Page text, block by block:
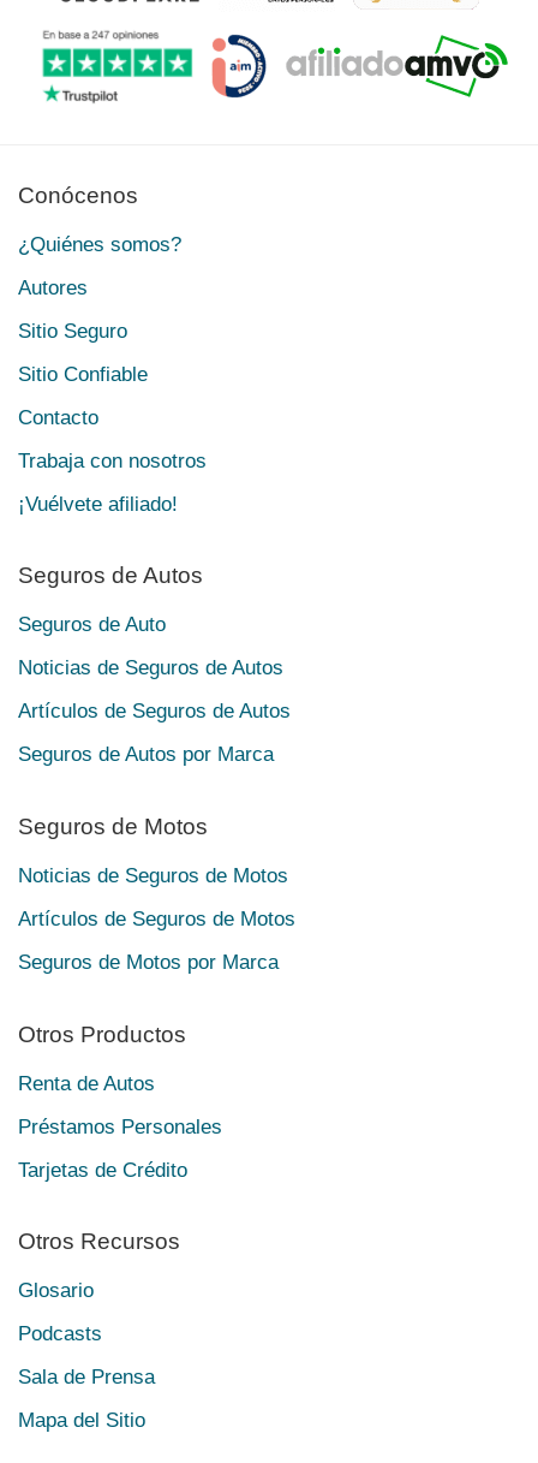
Conócenos
¿Quiénes somos?
Autores
Sitio Seguro
Sitio Confiable
Contacto
Trabaja con nosotros
¡Vuélvete afiliado!
Seguros de Autos
Seguros de Auto
Noticias de Seguros de Autos
Artículos de Seguros de Autos
Seguros de Autos por Marca
Seguros de Motos
Noticias de Seguros de Motos
Artículos de Seguros de Motos
Seguros de Motos por Marca
Otros Productos
Renta de Autos
Préstamos Personales
Tarjetas de Crédito
Otros Recursos
Glosario
Podcasts
Sala de Prensa
Mapa del Sitio